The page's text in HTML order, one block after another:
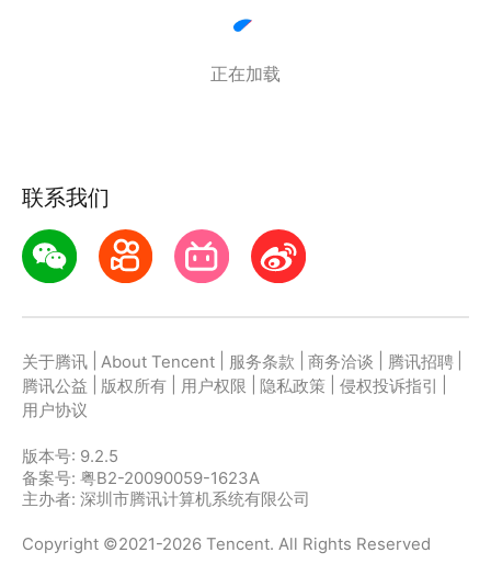
#充电动画#拔电动画#你想要的，全部都有！
包，还支持自定义配置哦！快来体验下吧~
其他应用的背景当中，即刻给你一个超炫酷的透明聊天
背景主题！
更有视频制作、视频裁剪、视频编辑、视频去水印等功
能，操作简单让你轻松diy!
【官方QQ群】792610057
【反馈邮箱】panda_wp@foxmail.com
正在加载
联系我们
关于腾讯 About Tencent 服务条款 商务洽谈 腾讯招聘
腾讯公益
版权所有 用户权限 隐私政策 侵权投诉指引
用户协议
版本号: 9.2.5
备案号: 粤B2-20090059-1623A
主办者: 深圳市腾讯计算机系统有限公司
Copyright ©2021-2026 Tencent. All Rights Reserved